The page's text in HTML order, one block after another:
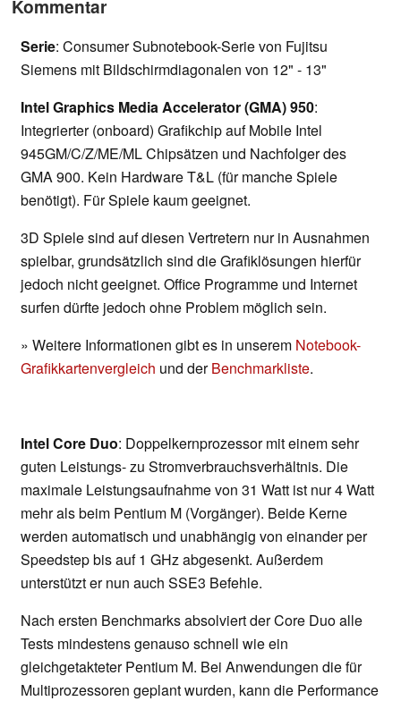
Kommentar
Serie: Consumer Subnotebook-Serie von Fujitsu
Siemens mit Bildschirmdiagonalen von 12" - 13"
Intel Graphics Media Accelerator (GMA) 950:
Integrierter (onboard) Grafikchip auf Mobile Intel
945GM/C/Z/ME/ML Chipsätzen und Nachfolger des
GMA 900. Kein Hardware T&L (für manche Spiele
benötigt). Für Spiele kaum geeignet.
3D Spiele sind auf diesen Vertretern nur in Ausnahmen
spielbar, grundsätzlich sind die Grafiklösungen hierfür
jedoch nicht geeignet. Office Programme und Internet
surfen dürfte jedoch ohne Problem möglich sein.
» Weitere Informationen gibt es in unserem Notebook-
Grafikkartenvergleich und derBenchmarkliste.
Intel Core Duo: Doppelkernprozessor mit einem sehr
guten Leistungs- zu Stromverbrauchsverhältnis. Die
maximale Leistungsaufnahme von 31 Watt ist nur 4 Watt
mehr als beim Pentium M (Vorgänger). Beide Kerne
werden automatisch und unabhängig von einander per
Speedstep bis auf 1 GHz abgesenkt. Außerdem
unterstützt er nun auch SSE3 Befehle.
Nach ersten Benchmarks absolviert der Core Duo alle
Tests mindestens genauso schnell wie ein
gleichgetakteter Pentium M. Bei Anwendungen die für
Multiprozessoren geplant wurden, kann die Performance